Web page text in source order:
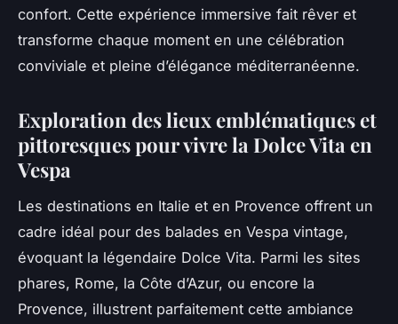
confort. Cette expérience immersive fait rêver et
transforme chaque moment en une célébration
conviviale et pleine d’élégance méditerranéenne.
Exploration des lieux emblématiques et
pittoresques pour vivre la Dolce Vita en
Vespa
Les destinations en Italie et en Provence offrent un
cadre idéal pour des balades en Vespa vintage,
évoquant la légendaire Dolce Vita. Parmi les sites
phares, Rome, la Côte d’Azur, ou encore la
Provence, illustrent parfaitement cette ambiance